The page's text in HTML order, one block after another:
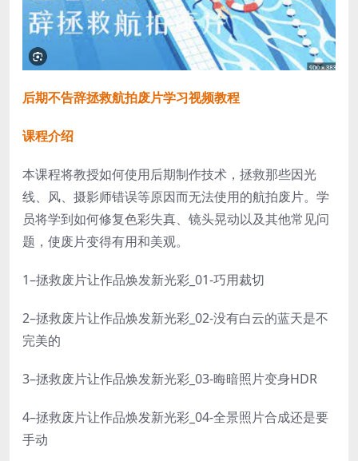
后期不告辞拯救航拍废片学习视频教程
课程介绍
本课程将教授如何使用后期制作技术，拯救那些因光
线、风、摄影师错误等原因而无法使用的航拍废片。学
员将学到如何修复色彩失真、镜头晃动以及其他常见问
题，使废片变得有用和美观。
1–拯救废片让作品焕发新光彩_01-巧用裁切
2–拯救废片让作品焕发新光彩_02-没有白云的蓝天是不
完美的
3–拯救废片让作品焕发新光彩_03-晦暗照片变身HDR
4–拯救废片让作品焕发新光彩_04-全景照片合成还是要
手动